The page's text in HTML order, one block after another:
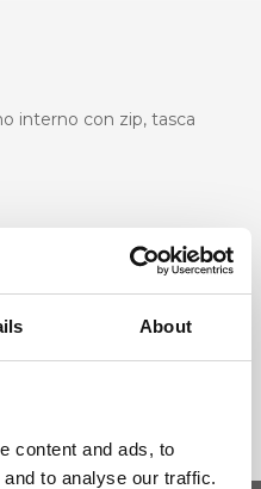
About
content and ads, to
to analyse our traffic.
interno con zip, tasca
nichel